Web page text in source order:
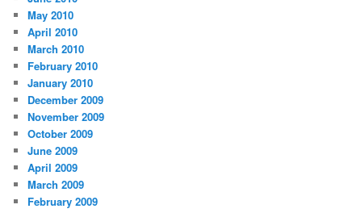
May 2010
April 2010
March 2010
February 2010
January 2010
December 2009
November 2009
October 2009
June 2009
April 2009
March 2009
February 2009